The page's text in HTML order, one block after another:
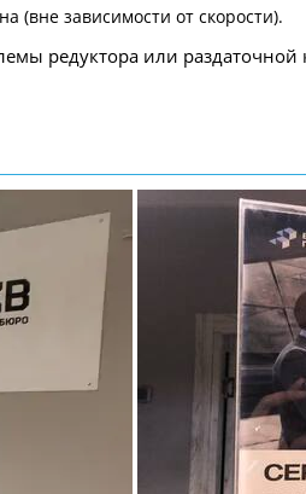
(вне зависимости от скорости).
редуктора или